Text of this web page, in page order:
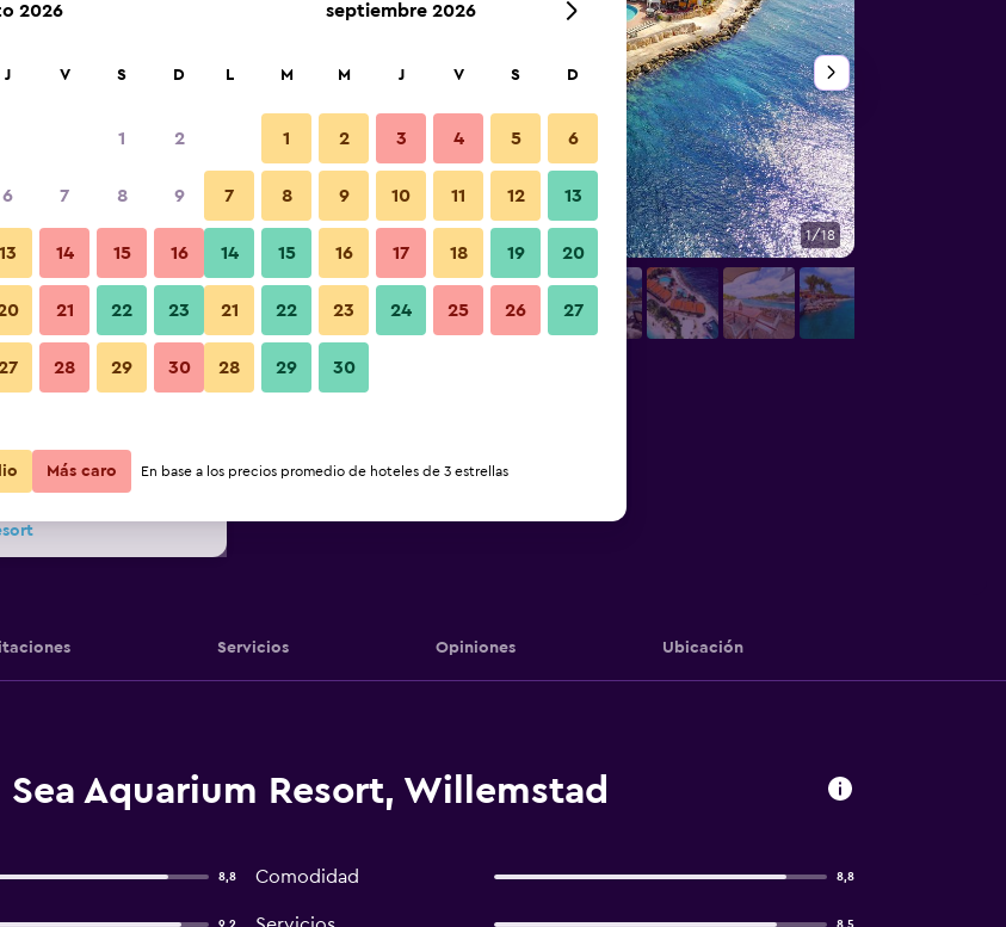
noche
$171 Ver oferta
$177 Ver oferta
$184 Ver oferta
Edificio 1/18
Fotos
Servicios Opiniones Ubicación
Aquarium Resort, Willemstad
8,8 Comodidad 8,8
9,2 8,5
2026
J V S D
1 2
6 7 8 9
13 14 15 16
21 22 23
28 29 30
septiembre 2026
L M M J V S D
1 2 3 4 5 6
7 8 9 10 11 12 13
14 15 16 17 18 19 20
21 22 23 24 25 26 27
28 29 30
Más caro En base a los precios promedio de hoteles de 3 estrellas